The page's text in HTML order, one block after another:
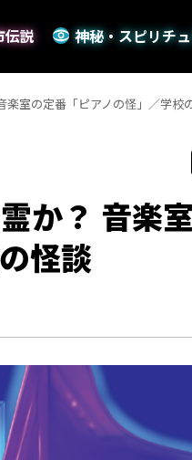
伝説 神秘・スピリチ
楽室の定番「ピアノの怪」／学校
か？ 音楽
怪談